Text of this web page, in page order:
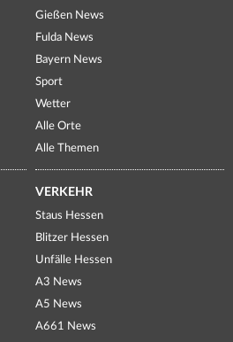
Gießen News
Fulda News
Bayern News
Sport
Wetter
Alle Orte
Alle Themen
VERKEHR
Staus Hessen
Blitzer Hessen
Unfälle Hessen
A3 News
A5 News
A661 News